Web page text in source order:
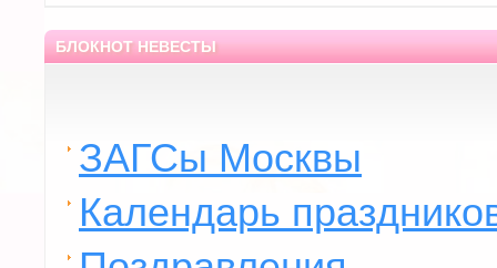
БЛОКНОТ НЕВЕСТЫ
ЗАГСы Москвы
Календарь